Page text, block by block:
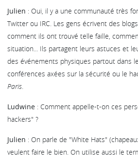
Julien : Oui, il y a une communauté très
Twitter ou IRC. Les gens écrivent des
comment ils ont trouvé telle faille,
situation... Ils partagent leurs astuces et
des événements physiques partout dans
conférences axées sur la sécurité ou le
Paris.
Ludwine : Comment appelle-t-on ces
hackers" ?
Julien : On parle de "White Hats"
veulent faire le bien. On utilise aussi le